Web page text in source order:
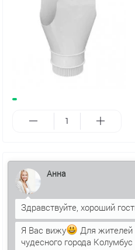
Я Вас вижу
Для жителей